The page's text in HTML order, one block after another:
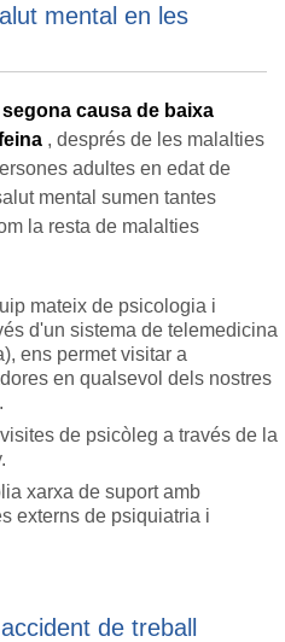
mental en les
segona causa de baixa
, després de les malalties
adultes en edat de
mental sumen tantes
la resta de malalties
mateix de psicologia i
d'un sistema de telemedicina
ens permet visitar a
en qualsevol dels nostres
de psicòleg a través de la
xarxa de suport amb
externs de psiquiatria i
de treball